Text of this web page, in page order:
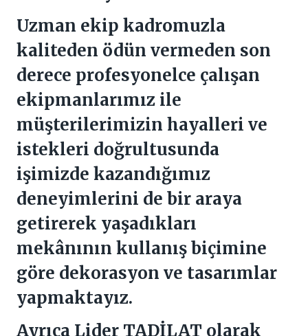
Uzman ekip kadromuzla
kaliteden ödün vermeden son
derece profesyonelce çalışan
ekipmanlarımız ile
müşterilerimizin hayalleri ve
istekleri doğrultusunda
işimizde kazandığımız
deneyimlerini de bir araya
getirerek yaşadıkları
mekânının kullanış biçimine
göre dekorasyon ve tasarımlar
yapmaktayız.
Ayrıca Lider TADİLAT olarak